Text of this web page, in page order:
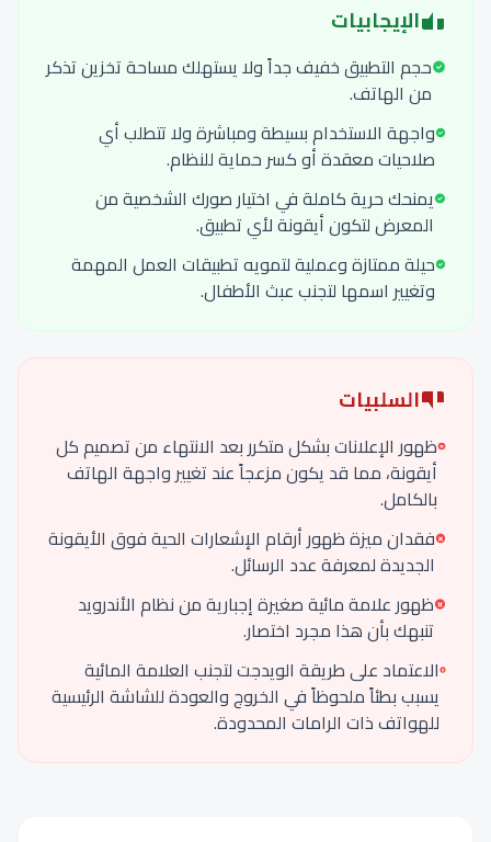
الإيجابيات
حجم التطبيق خفيف جداً ولا يستهلك مساحة تخزين تذكر
من الهاتف.
واجهة الاستخدام بسيطة ومباشرة ولا تتطلب أي
صلاحيات معقدة أو كسر حماية للنظام.
يمنحك حرية كاملة في اختيار صورك الشخصية من
المعرض لتكون أيقونة لأي تطبيق.
حيلة ممتازة وعملية لتمويه تطبيقات العمل المهمة
وتغيير اسمها لتجنب عبث الأطفال.
السلبيات
ظهور الإعلانات بشكل متكرر بعد الانتهاء من تصميم كل
أيقونة، مما قد يكون مزعجاً عند تغيير واجهة الهاتف
بالكامل.
فقدان ميزة ظهور أرقام الإشعارات الحية فوق الأيقونة
الجديدة لمعرفة عدد الرسائل.
ظهور علامة مائية صغيرة إجبارية من نظام الأندرويد
تنبهك بأن هذا مجرد اختصار.
الاعتماد على طريقة الويدجت لتجنب العلامة المائية
يسبب بطئاً ملحوظاً في الخروج والعودة للشاشة الرئيسية
للهواتف ذات الرامات المحدودة.